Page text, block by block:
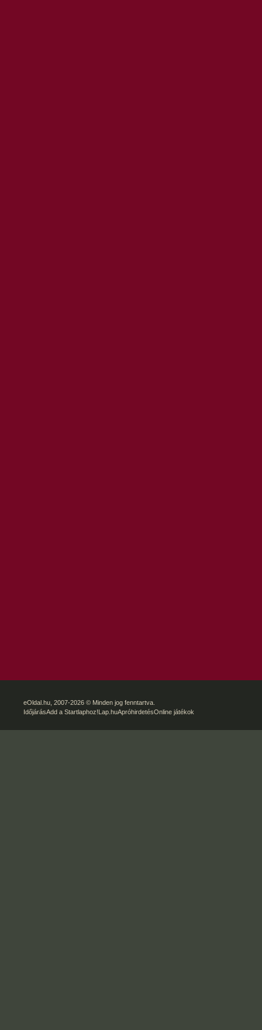
eOldal.hu , 2007-2026 © Minden jog fenntartva.
IdőjárásAdd a Startlaphoz!Lap.huApróhirdetésOnline játékok